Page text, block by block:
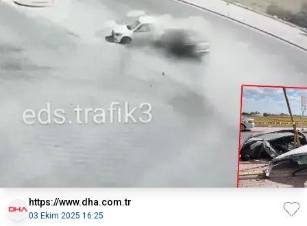
https://www.dha.com.tr
03 Ekim 2025 16:25